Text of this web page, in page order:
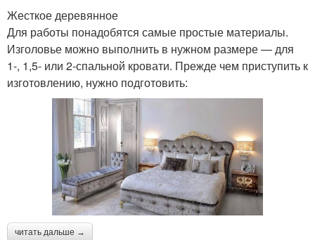
Жесткое деревянное
Для работы понадобятся самые простые материалы.
Изголовье можно выполнить в нужном размере — для
1-, 1,5- или 2-спальной кровати. Прежде чем приступить к
изготовлению, нужно подготовить:
читать дальше →